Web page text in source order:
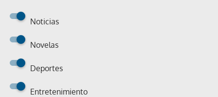
Noticias
Novelas
Deportes
Entretenimiento